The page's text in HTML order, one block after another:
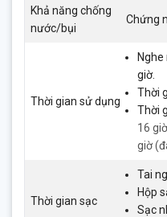
Khả năng chống
nước/bụi
Chứng
Thời gian sử dụng
Nghe
giờ.
Thời
Thời
16
giờ
Thời gian sạc
Tai
Hộp
Sạc